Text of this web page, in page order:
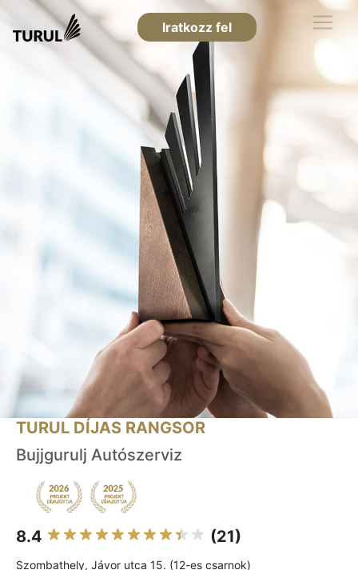
Iratkozz fel
TURUL DÍJAS RANGSOR
Bujjgurulj Autószerviz
8.4 (21)
Szombathely, Jávor utca 15. (12-es csarnok)